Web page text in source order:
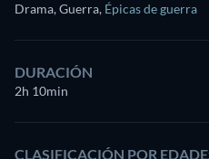
Drama, Guerra, Épicas de guerra
DURACIÓN
2h 10min
CLASIFICACIÓN POR